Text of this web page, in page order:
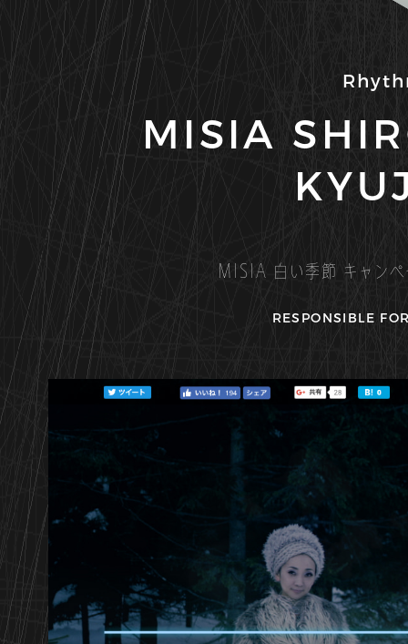
MISIA
MISIA 白い季節 キャン
RESPONSIBLE